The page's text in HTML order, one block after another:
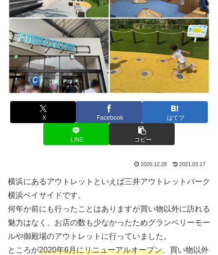
X Facebook はてブ
LINE コピー
2020.12.28 2021.03.17
横浜にあるアウトレットといえば三井アウトレットパーク
横浜ベイサイドです。
何年か前にも行ったことはありますが買い物以外に訪れる
魅力はなく、お店の数も少なかったためグランベリーモー
ルや御殿場のアウトレットに行っていました。
ところが2020年6月にリニューアルオープン 、買い物以外